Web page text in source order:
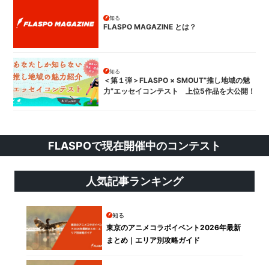
FLASPO MAGAZINE とは？
知る
＜第１弾＞FLASPO × SMOUT”推し地域の魅
力”エッセイコンテスト 上位5作品を大公開！
知る
FLASPOで現在開催中のコンテスト
人気記事ランキング
知る
東京のアニメコラボイベント2026年最新
まとめ｜エリア別攻略ガイド